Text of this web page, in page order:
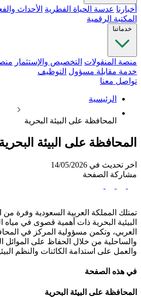
أخبارنا عدسة الحياة الفطرية الأحداث
المكتبة الرقمية
خدماتنا
منصة المنقولات التخصيص والإستثمار
خدمة مقابلة مسؤول التوظيف
تواصل معنا
الرئيسية
المحافظة على البيئة البحرية
المحافظة على البيئة
اخر تحديث في 14/05/2026
مشاركة الصفحة
تمتلك المملكة العربية السعودية وفرة من
البيئية البحرية ذات أهمية قصوى في مياه
العربي، وتكمن مسؤولية المركز في
والساحلية من خلال الحفاظ على الموائل
والعمل على استدامة الكائنات والنظم
في هذه الصفحة
المحافظة على البيئة البحرية